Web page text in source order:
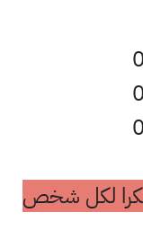
شكرا لكل شخص